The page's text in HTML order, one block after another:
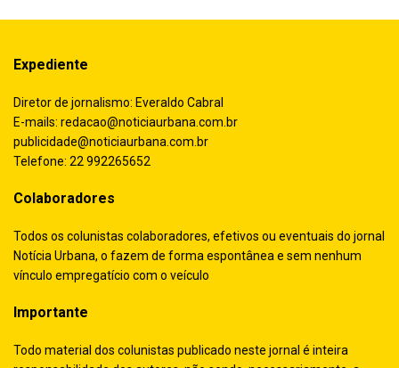
Expediente
Diretor de jornalismo: Everaldo Cabral
E-mails: redacao@noticiaurbana.com.br
publicidade@noticiaurbana.com.br
Telefone: 22 992265652
Colaboradores
Todos os colunistas colaboradores, efetivos ou eventuais do jornal
Notícia Urbana, o fazem de forma espontânea e sem nenhum
vínculo empregatício com o veículo
Importante
Todo material dos colunistas publicado neste jornal é inteira